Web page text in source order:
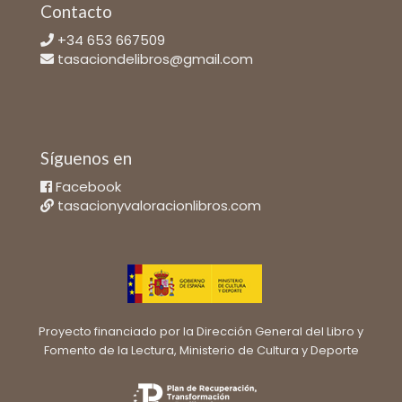
Contacto
+34 653 667509
tasaciondelibros@gmail.com
Síguenos en
Facebook
tasacionyvaloracionlibros.com
Proyecto financiado por la Dirección General del Libro y
Fomento de la Lectura, Ministerio de Cultura y Deporte